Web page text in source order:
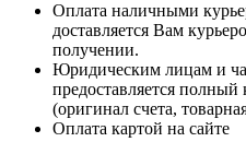
Оплата наличными
доставляется Вам
получении.
Юридическим лицам и
предоставляется
(оригинал счета,
Оплата картой на сайте